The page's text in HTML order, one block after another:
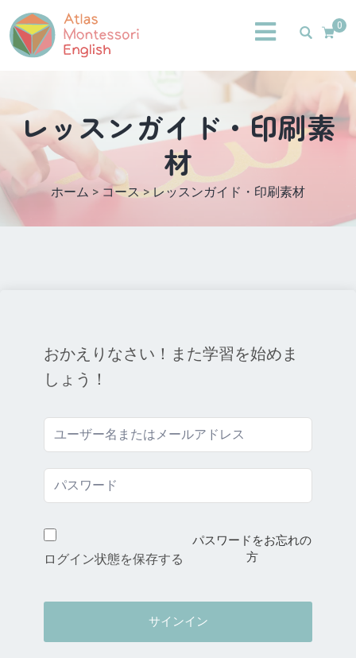
0
レッスンガイド・印刷素
材
ホーム > コース > レッスンガイド・印刷素材
おかえりなさい！また学習を始めま
しょう！
ログイン状態を保存する
パスワードをお忘れの
方
サインイン